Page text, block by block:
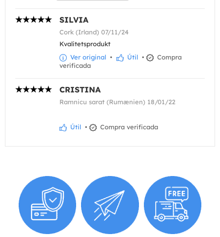
SILVIA
Cork (Irland) 07/11/24
Kvalitetsprodukt
Ver original • Útil •
Compra
verificada
CRISTINA
Ramnicu sarat (Rumænien) 18/01/22
Útil • Compra verificada